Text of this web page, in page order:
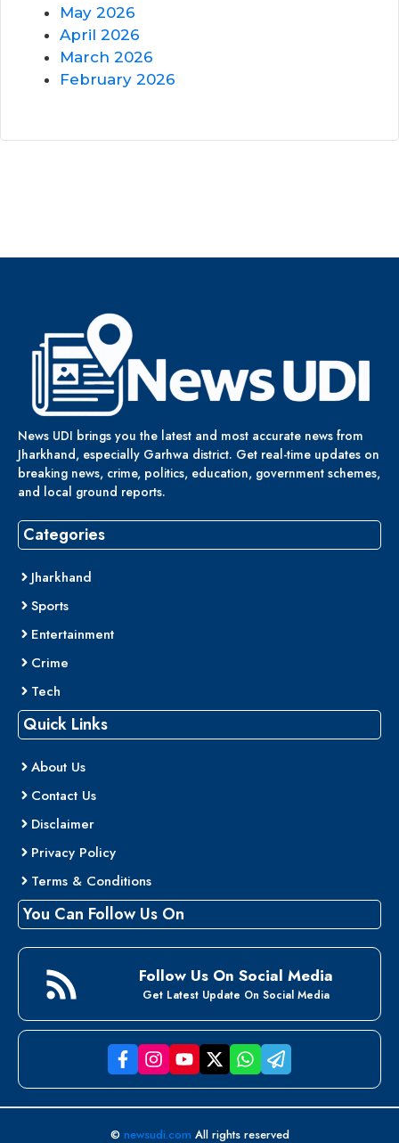
May 2026
April 2026
March 2026
February 2026
News UDI brings you the latest and most accurate news from
Jharkhand, especially Garhwa district. Get real-time updates on
breaking news, crime, politics, education, government schemes,
and local ground reports.
Categories
Jharkhand
Sports
Entertainment
Crime
Tech
Quick Links
About Us
Contact Us
Disclaimer
Privacy Policy
Terms & Conditions
You Can Follow Us On
Follow Us On Social Media
Get Latest Update On Social Media
© newsudi.com All rights reserved